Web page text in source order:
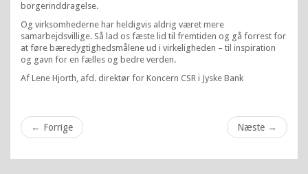
borgerinddragelse.
Og virksomhederne har heldigvis aldrig været mere
samarbejdsvillige. Så lad os fæste lid til fremtiden og gå forrest for
at føre bæredygtighedsmålene ud i virkeligheden – til inspiration
og gavn for en fælles og bedre verden.
Af Lene Hjorth, afd. direktør for Koncern CSR i Jyske Bank
← Forrige Næste →